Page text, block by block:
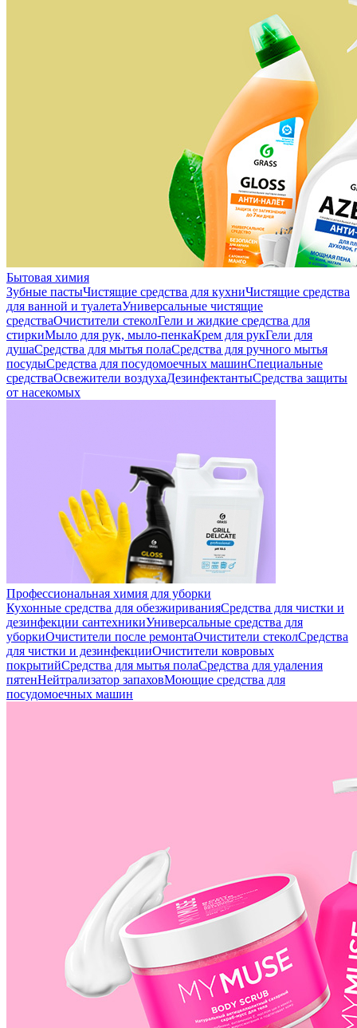
Бытовая химия
Зубные пастыЧистящие средства для кухниЧистящие средства
для ванной и туалетаУниверсальные чистящие
средстваОчистители стеколГели и жидкие средства для
стиркиМыло для рук, мыло-пенкаКрем для рукГели для
душаСредства для мытья полаСредства для ручного мытья
посудыСредства для посудомоечных машинСпециальные
средстваОсвежители воздухаДезинфектантыСредства защиты
от насекомых
Профессиональная химия для уборки
Кухонные средства для обезжириванияСредства для чистки и
дезинфекции сантехникиУниверсальные средства для
уборкиОчистители после ремонтаОчистители стеколСредства
для чистки и дезинфекцииОчистители ковровых
покрытийСредства для мытья полаСредства для удаления
пятенНейтрализатор запаховМоющие средства для
посудомоечных машин